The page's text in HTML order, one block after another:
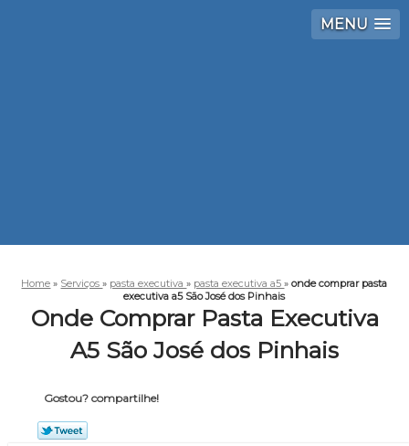
MENU
Home » Serviços» pasta executiva» pasta executiva a5»onde comprar pasta
executiva a5 São José dos Pinhais
Onde Comprar Pasta Executiva
A5 São José dos Pinhais
Gostou? compartilhe!